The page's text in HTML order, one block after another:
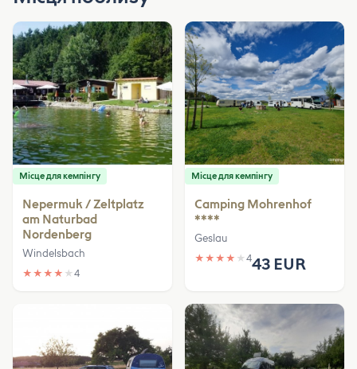
Місце для кемпінгу
Nepermuk / Zeltplatz
am Naturbad
Nordenberg
Windelsbach
★ ★ ★ ★ ★ 4
Місце для кемпінгу
Camping Mohrenhof
****
Geslau
★ ★ ★ ★ ★ 443 EUR